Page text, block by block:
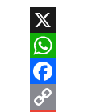
X
WhatsApp
Facebook